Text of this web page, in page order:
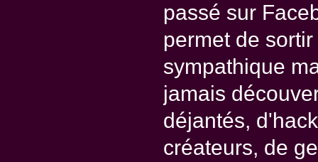
passé sur
permet de
sympathique
jamais
déjantés,
créateurs, de